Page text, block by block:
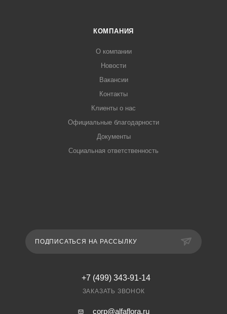
КОМПАНИЯ
О компании
Новости
Вакансии
Контакты
Клиенты о нас
Официальные благодарности
Документы
Социальная ответственность
ПОДПИСАТЬСЯ НА РАССЫЛКУ
+7 (499) 343-91-14
ЗАКАЗАТЬ ЗВОНОК
corp@alfaflora.ru